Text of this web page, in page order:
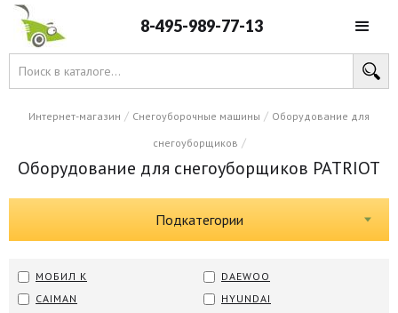
8-495-989-77-13
Интернет-магазин / Снегоуборочные машины / Оборудование для
снегоуборщиков /
Оборудование для снегоуборщиков PATRIOT
Подкатегории
МОБИЛ К
CAIMAN
DAEWOO
HYUNDAI